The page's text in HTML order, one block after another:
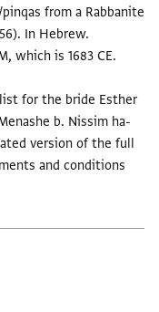
from a Rabbanite
In Hebrew.
which is 1683 CE.
for the bride Esther
b. Nissim ha-
version of the full
and conditions